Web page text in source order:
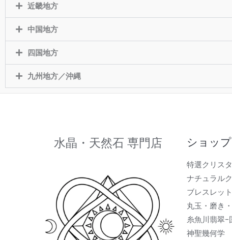
近畿地方
中国地方
四国地方
九州地方／沖縄
水晶・天然石 専門店 ショッ
特選クリス
ナチュラル
ブレスレット
丸玉・磨き
糸魚川翡翠-
神聖幾何学